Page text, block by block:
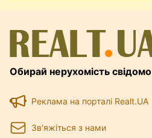
Обирай нерухомість свідомо
Реклама на порталі Realt.UA
Зв'яжіться з нами